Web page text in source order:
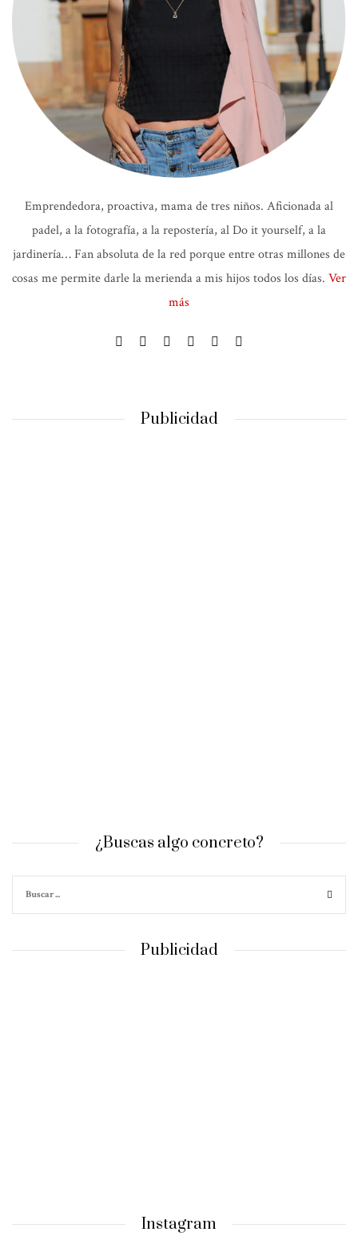
Emprendedora, proactiva, mama de tres niños. Aficionada al
padel, a la fotografía, a la repostería, al Do it yourself, a la
jardinería… Fan absoluta de la red porque entre otras millones de
cosas me permite darle la merienda a mis hijos todos los días. Ver
más
Publicidad
¿Buscas algo concreto?
Publicidad
Instagram